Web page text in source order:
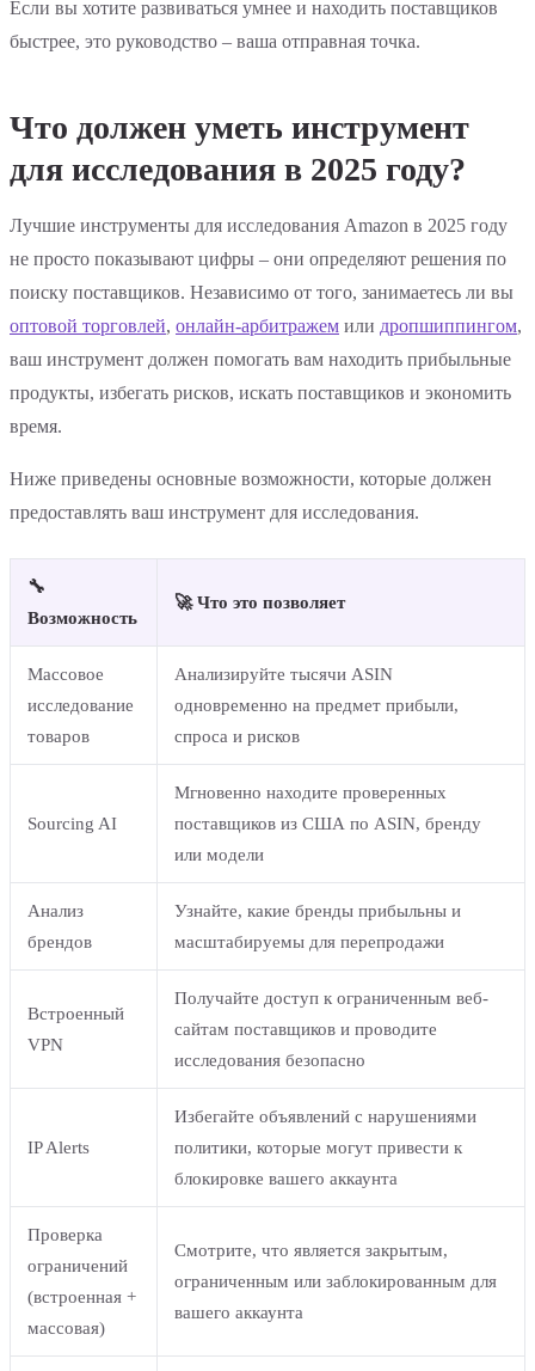
Если вы хотите развиваться умнее и находить поставщиков
быстрее, это руководство – ваша отправная точка.
Что должен уметь инструмент
для исследования в 2025 году?
Лучшие инструменты для исследования Amazon в 2025 году
не просто показывают цифры – они определяют решения по
поиску поставщиков. Независимо от того, занимаетесь ли вы
оптовой торговлей, онлайн-арбитражем или дропшиппингом,
ваш инструмент должен помогать вам находить прибыльные
продукты, избегать рисков, искать поставщиков и экономить
время.
Ниже приведены основные возможности, которые должен
предоставлять ваш инструмент для исследования.
🔧
Возможность
🚀 Что это позволяет
Массовое
исследование
товаров
Анализируйте тысячи ASIN
одновременно на предмет прибыли,
спроса и рисков
Sourcing AI
Мгновенно находите проверенных
поставщиков из США по ASIN, бренду
или модели
Анализ
брендов
Узнайте, какие бренды прибыльны и
масштабируемы для перепродажи
Встроенный
VPN
Получайте доступ к ограниченным веб-
сайтам поставщиков и проводите
исследования безопасно
IP Alerts
Избегайте объявлений с нарушениями
политики, которые могут привести к
блокировке вашего аккаунта
Проверка
ограничений
(встроенная +
массовая)
Смотрите, что является закрытым,
ограниченным или заблокированным для
вашего аккаунта